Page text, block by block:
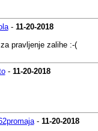
- 11-20-2018
pravljenje zalihe :-(
- 11-20-2018
- 11-20-2018